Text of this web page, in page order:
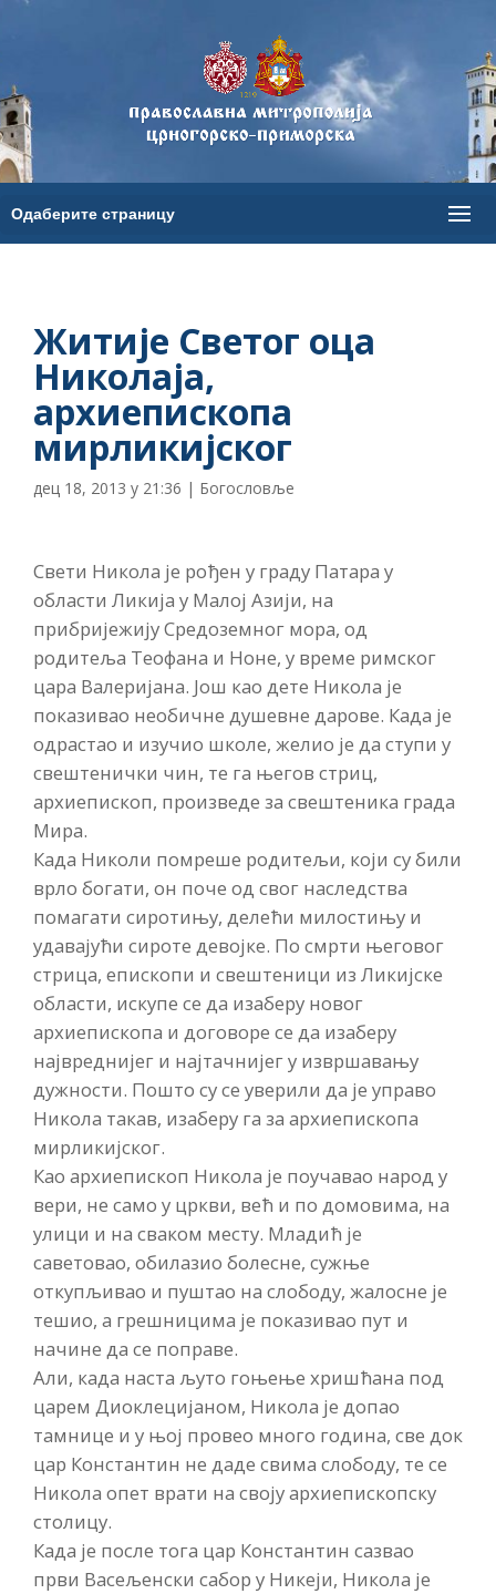
Житије Светог оца
Николаја,
архиепископа
мирликијског
дец 18, 2013 у 21:36 | Богословље
Свети Никола је рођен у граду Патара у
области Ликија у Малој Азији, на
прибријежију Средоземног мора, од
родитеља Теофана и Ноне, у време римског
цара Валеријана. Још као дете Никола је
показивао необичне душевне дарове. Када је
одрастао и изучио школе, желио је да ступи у
свештенички чин, те га његов стриц,
архиепископ, произведе за свештеника града
Мира.
Када Николи помреше родитељи, који су били
врло богати, он поче од свог наследства
помагати сиротињу, делећи милостињу и
удавајући сироте девојке. По смрти његовог
стрица, епископи и свештеници из Ликијске
области, искупе се да изаберу новог
архиепископа и договоре се да изаберу
највреднијег и најтачнијег у извршавању
дужности. Пошто су се уверили да је управо
Никола такав, изаберу га за архиепископа
мирликијског.
Као архиепископ Никола је поучавао народ у
вери, не само у цркви, већ и по домовима, на
улици и на сваком месту. Младић је
саветовао, обилазио болесне, сужње
откупљивао и пуштао на слободу, жалосне је
тешио, а грешницима је показивао пут и
начине да се поправе.
Али, када наста љуто гоњење хришћана под
царем Диоклецијаном, Никола је допао
тамнице и у њој провео много година, све док
цар Константин не даде свима слободу, те се
Никола опет врати на своју архиепископску
столицу.
Када је после тога цар Константин сазвао
први Васељенски сабор у Никеји, Никола је